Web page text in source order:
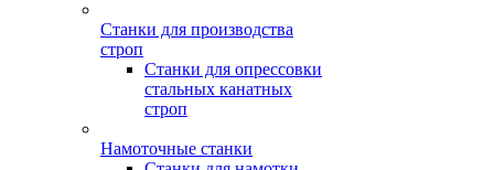
Станки для производства
строп
Станки для опрессовки
стальных канатных
строп
Намоточные станки